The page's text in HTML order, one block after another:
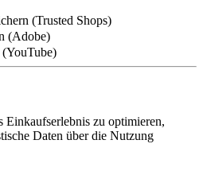
(Trusted Shops)
(Adobe)
Einkaufserlebnis zu optimieren,
Daten über die Nutzung